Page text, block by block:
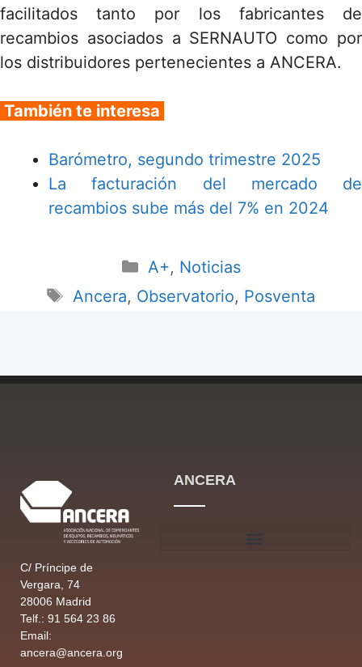
facilitados tanto por los fabricantes de
recambios asociados a SERNAUTO como por
los distribuidores pertenecientes a ANCERA.
También te interesa
Barómetro, segundo trimestre 2025
La facturación del mercado de
recambios sube más del 7% en 2024
A+, Noticias
Ancera, Observatorio, Posventa
C/ Príncipe de
Vergara, 74
28006 Madrid
Telf.: 91 564 23 86
Email:
ancera@ancera.org
ANCERA